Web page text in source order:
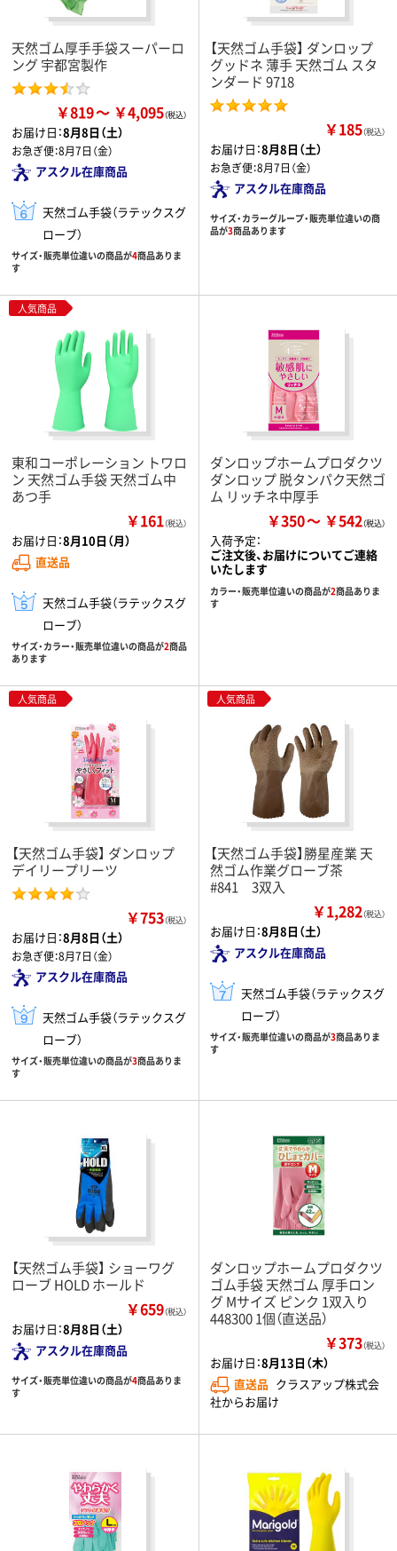
天然ゴム厚手手袋スーパーロ
ング 宇都宮製作
￥819 ￥4,095
お届け日：8月8日（土）
お急ぎ便：8月7日（金）
アスクル在庫商品
天然ゴム手袋（ラテックスグ
ローブ）
サイズ・販売単位違いの商品が4商品ありま
す
【天然ゴム手袋】 ダンロップ
グッドネ 薄手 天然ゴム スタ
ンダード 9718
￥185（税込）
お届け日：8月8日（土）
お急ぎ便：8月7日（金）
アスクル在庫商品
サイズ・カラーグループ・販売単位違いの商
品が3商品あります
人気商品
東和コーポレーション トワロ
ン 天然ゴム手袋 天然ゴム中
あつ手
￥161（税込）
お届け日：8月10日（月）
直送品
天然ゴム手袋（ラテックスグ
ローブ）
サイズ・カラー・販売単位違いの商品が2商品
あります
ダンロップホームプロダクツ
ダンロップ 脱タンパク天然ゴ
ム リッチネ中厚手
￥350 ￥542
入荷予定：
ご注文後、お届けについてご連絡
いたします
カラー・販売単位違いの商品が2商品ありま
す
人気商品
【天然ゴム手袋】 ダンロップ
デイリープリーツ
￥753（税込）
お届け日：8月8日（土）
お急ぎ便：8月7日（金）
アスクル在庫商品
天然ゴム手袋（ラテックスグ
ローブ）
サイズ・販売単位違いの商品が3商品ありま
す
人気商品
【天然ゴム手袋】勝星産業 天
然ゴム作業グローブ茶
#841 3双入
￥1,282（税込）
お届け日：8月8日（土）
アスクル在庫商品
天然ゴム手袋（ラテックスグ
ローブ）
サイズ・販売単位違いの商品が3商品ありま
す
【天然ゴム手袋】 ショーワグ
ローブ HOLD ホールド
￥659（税込）
お届け日：8月8日（土）
アスクル在庫商品
サイズ・販売単位違いの商品が4商品ありま
す
ダンロップホームプロダクツ
ゴム手袋 天然ゴム 厚手ロン
グ Mサイズ ピンク 1双入り
448300 1個（直送品）
￥373（税込）
お届け日：8月13日（木）
直送品 クラスアップ株式会
社からお届け